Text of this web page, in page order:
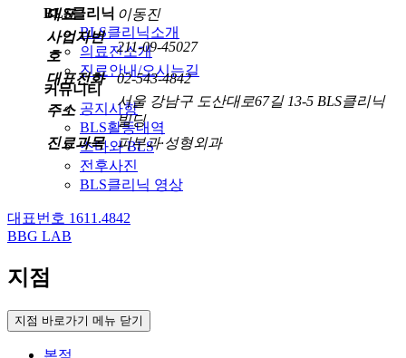
BLS클리닉
BLS클리닉소개
의료진소개
진료안내/오시는길
커뮤니티
공지사항
BLS활동내역
스타와 BLS
전후사진
BLS클리닉 영상
대표번호 1611.4842
BBG LAB
지점
지점 바로가기 메뉴 닫기
대표
이동진
사업자번
호
211-09-45027
대표전화 02-543-4842
주소
서울 강남구 도산대로67길 13-5 BLS클리닉
빌딩
진료과목
피부과·성형외과